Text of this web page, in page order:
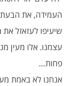
העמידה, את הבעת
שיעיפו לעזאזל
עצמנו. אלו מעין
פחות…
אנחנו לא באמת